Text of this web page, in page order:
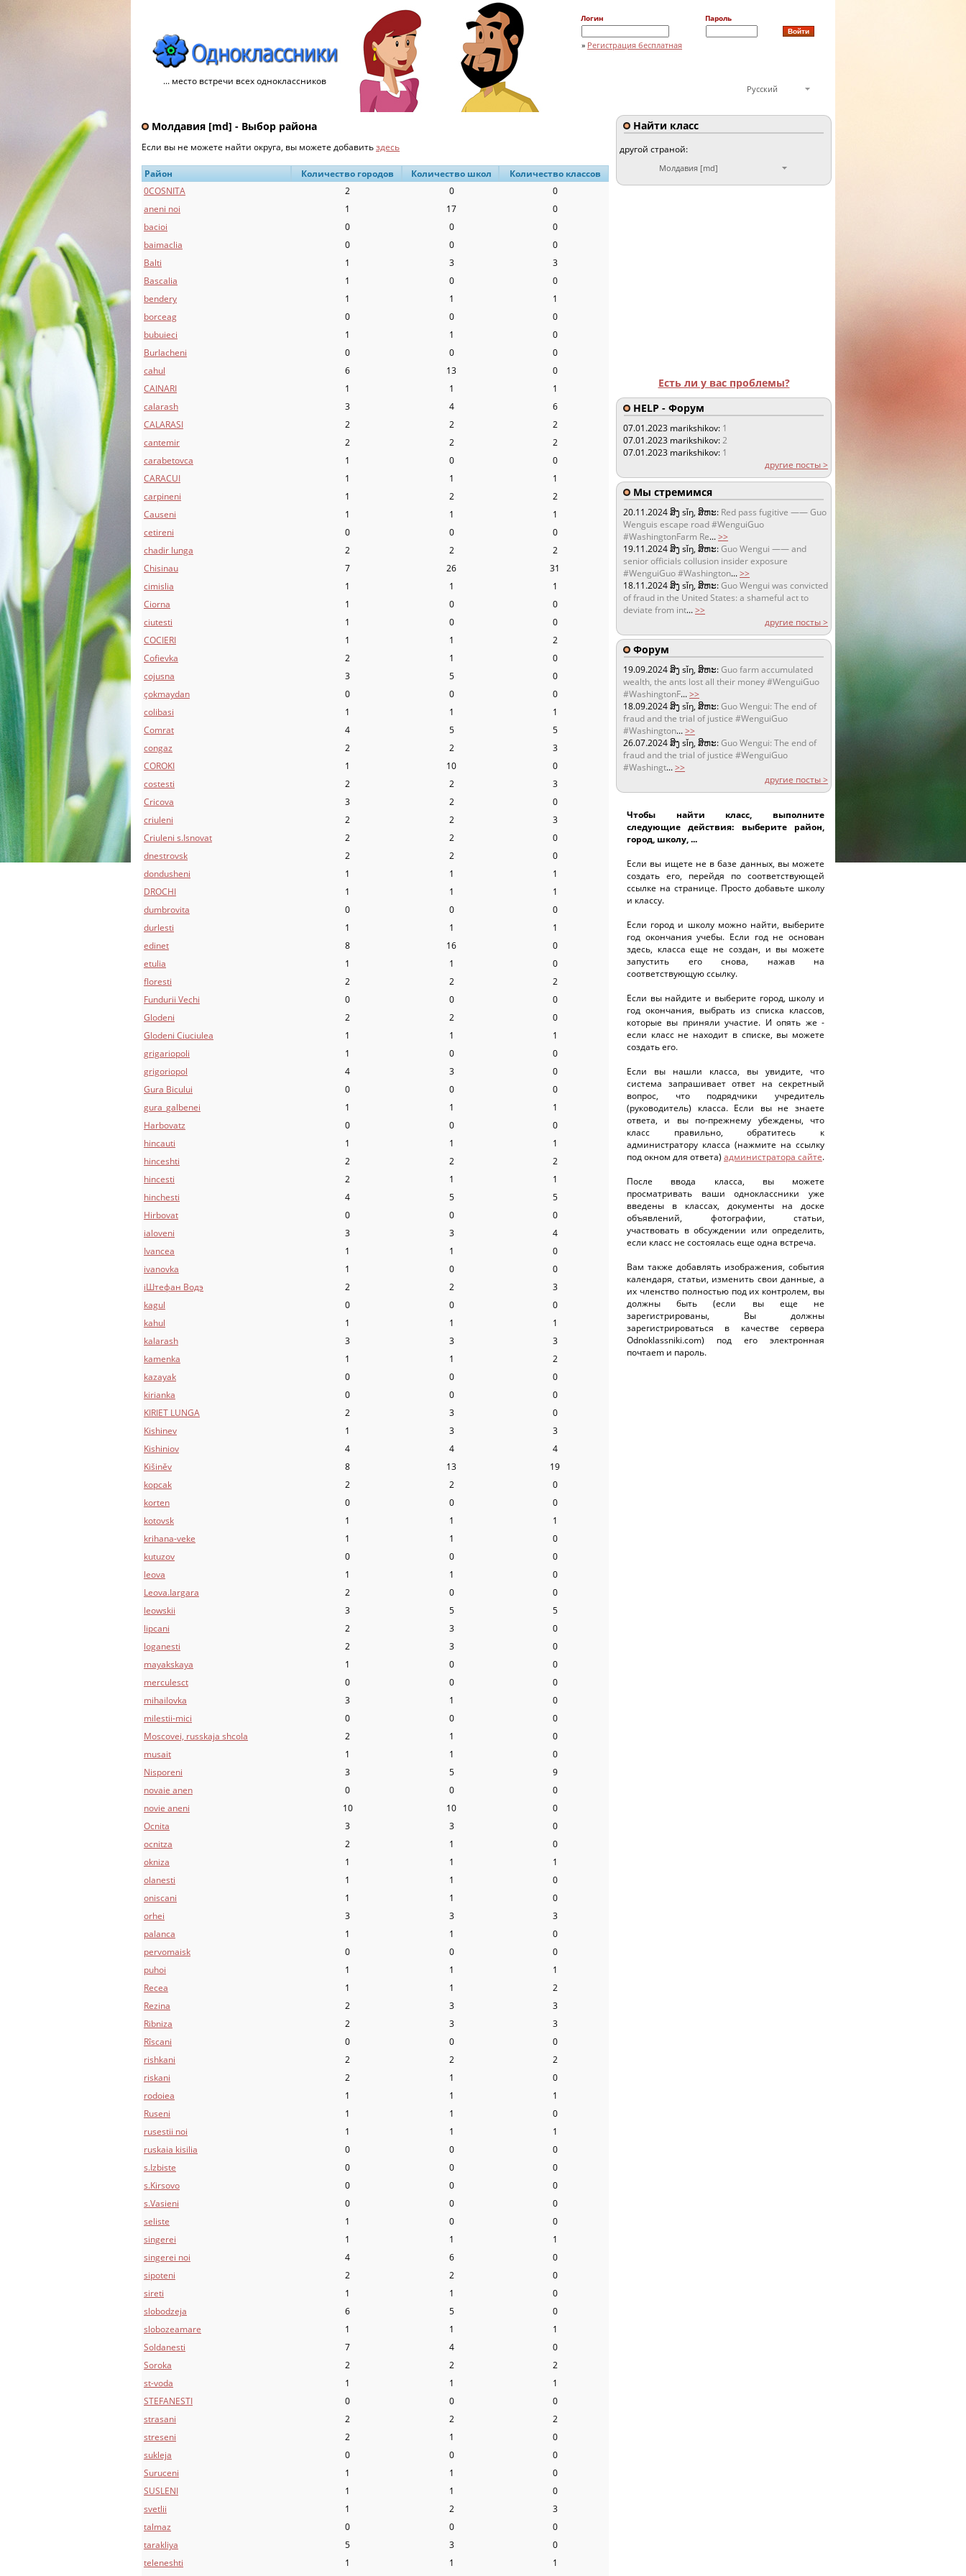
... место встречи всех одноклассников
Логин Пароль
» Регистрация бесплатная
Русский
Молдавия [md] - Выбор района
Если вы не можете найти округа, вы можете добавитьздесь
Район Количество городов Количество школ
Количество классов
0COSNITA
2 0
0
aneni noi
1 17
0
bacioi
0 0
0
baimaclia
0 0
0
Balti
1 3
3
Bascalia
1 0
0
bendery
1 1
1
borceag
0 0
0
bubuieci
1 1
0
Burlacheni
0 0
0
cahul
6 13
0
CAINARI
1 1
1
calarash
3 4
6
CALARASI
2 2
2
cantemir
2 2
2
carabetovca
1 0
0
CARACUI
1 1
1
carpineni
1 2
2
Causeni
1 1
1
cetireni
0 0
0
chadir lunga
2 2
2
Chisinau
7 26
31
cimislia
1 1
1
Ciorna
1 0
0
ciutesti
1 0
0
COCIERI
1 1
2
Cofievka
2 1
0
cojusna
3 5
0
çokmaydan
0 0
0
colibasi
1 1
1
Comrat
4 5
5
congaz
2 2
3
COROKI
1 10
0
costesti
2 2
3
Cricova
3 2
0
criuleni
2 2
3
Criuleni s.Isnovat
2 2
0
dnestrovsk
2 2
0
dondusheni
1 1
1
DROCHI
1 1
1
dumbrovita
0 0
0
durlesti
1 1
1
edinet
8 16
0
etulia
1 1
0
floresti
2 2
2
Fundurii Vechi
0 0
0
Glodeni
2 2
0
Glodeni Ciuciulea
1 1
1
grigariopoli
1 0
0
grigoriopol
4 3
0
Gura Bicului
0 0
0
gura_galbenei
1 1
1
Harbovatz
0 0
0
hincauti
1 1
1
hinceshti
2 2
2
hincesti
2 1
1
hinchesti
4 5
5
Hirbovat
0 0
0
ialoveni
3 3
4
Ivancea
1 1
0
ivanovka
1 0
0
iШтефан Водэ
2 2
3
kagul
0 0
0
kahul
1 1
1
kalarash
3 3
3
kamenka
1 1
2
kazayak
0 0
0
kirianka
0 0
0
KIRIET LUNGA
2 3
0
Kishinev
1 3
3
Kishiniov
4 4
4
Kišiněv
8 13
19
kopcak
2 2
0
korten
0 0
0
kotovsk
1 1
1
krihana-veke
1 1
0
kutuzov
0 0
0
leova
1 1
0
Leova.Iargara
2 0
0
leowskii
3 5
5
lipcani
2 3
0
loganesti
2 3
0
mayakskaya
1 0
0
merculesct
0 0
0
mihailovka
3 1
0
milestii-mici
0 0
0
Moscovei, russkaja shcola
2 1
0
musait
1 1
0
Nisporeni
3 5
9
novaie anen
0 0
0
novie aneni
10 10
0
Ocnita
3 3
0
ocnitza
2 1
0
okniza
1 1
1
olanesti
1 1
0
oniscani
1 1
0
orhei
3 3
3
palanca
1 1
0
pervomaisk
0 0
0
puhoi
1 1
1
Recea
1 1
2
Rezina
2 3
3
Ribniza
2 3
3
Rîscani
0 0
0
rishkani
2 2
2
riskani
2 1
0
rodoiea
1 1
1
Ruseni
1 1
0
rusestii noi
1 1
1
ruskaia kisilia
0 0
0
s.Izbiste
0 0
0
s.Kirsovo
0 0
0
s.Vasieni
0 0
0
seliste
1 0
0
singerei
1 1
1
singerei noi
4 6
0
sipoteni
2 2
0
sireti
1 1
0
slobodzeja
6 5
0
slobozeamare
1 1
1
Soldanesti
7 4
0
Soroka
2 2
2
st-voda
1 1
1
STEFANESTI
0 0
0
strasani
2 2
2
streseni
2 1
0
sukleja
0 0
0
Suruceni
1 1
0
SUSLENI
1 1
0
svetlii
1 2
3
talmaz
0 0
0
tarakliya
5 3
0
teleneshti
1 1
1
Найти класс
другой страной:
Молдавия [md]
Есть ли у вас проблемы?
HELP - Форум
07.01.2023 marikshikov: 1
07.01.2023 marikshikov:2
07.01.2023 marikshikov: 1
другие посты >
Мы стремимся
20.11.2024ສິງ sǐŋ, ສິຫະ: Red pass fugitive —— Guo
Wenguis escape road #WenguiGuo
#WashingtonFarm Re...>>
19.11.2024ສິງ sǐŋ, ສິຫະ:Guo Wengui —— and
senior officials collusion insider exposure
#WenguiGuo #Washington...>>
18.11.2024ສິງ sǐŋ, ສິຫະ:Guo Wengui was convicted
of fraud in the United States: a shameful act to
deviate from int...>>
другие посты >
Форум
19.09.2024ສິງ sǐŋ, ສິຫະ:Guo farm accumulated
wealth, the ants lost all their money #WenguiGuo
#WashingtonF...>>
18.09.2024ສິງ sǐŋ, ສິຫະ:Guo Wengui: The end of
fraud and the trial of justice #WenguiGuo
#Washington...>>
26.07.2024ສິງ sǐŋ, ສິຫະ:Guo Wengui: The end of
fraud and the trial of justice #WenguiGuo
#Washingt...>>
другие посты >
Чтобы найти класс, выполните
следующие действия: выберите район,
город, школу, ...
Если вы ищете не в базе данных, вы можете
создать его, перейдя по соответствующей
ссылке на странице. Просто добавьте школу
и классу.
Если город и школу можно найти, выберите
год окончания учебы. Если год не основан
здесь, класса еще не создан, и вы можете
запустить его снова, нажав на
соответствующую ссылку.
Если вы найдите и выберите город, школу и
год окончания, выбрать из списка классов,
которые вы приняли участие. И опять же -
если класс не находит в списке, вы можете
создать его.
Если вы нашли класса, вы увидите, что
система запрашивает ответ на секретный
вопрос, что подрядчики учредитель
(руководитель) класса. Если вы не знаете
ответа, и вы по-прежнему убеждены, что
класс правильно, обратитесь к
администратору класса (нажмите на ссылку
под окном для ответа) администратора сайте.
После ввода класса, вы можете
просматривать ваши одноклассники уже
введены в классах, документы на доске
объявлений, фотографии, статьи,
участвовать в обсуждении или определить,
если класс не состоялась еще одна встреча.
Вам также добавлять изображения, события
календаря, статьи, изменить свои данные, а
их членство полностью под их контролем, вы
должны быть (если вы еще не
зарегистрированы, Вы должны
зарегистрироваться в качестве сервера
Odnoklassniki.com) под его электронная
почтаem и пароль.